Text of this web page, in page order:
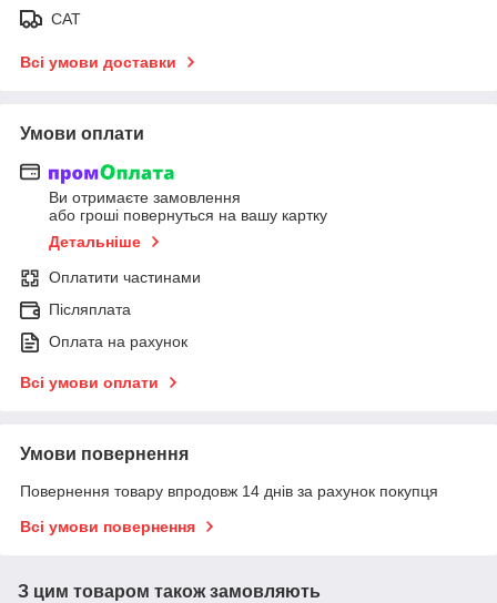
САТ
Всі умови доставки
Умови оплати
Ви отримаєте замовлення
або гроші повернуться на вашу картку
Детальніше
Оплатити частинами
Післяплата
Оплата на рахунок
Всі умови оплати
Умови повернення
Повернення товару впродовж 14 днів за рахунок покупця
Всі умови повернення
З цим товаром також замовляють